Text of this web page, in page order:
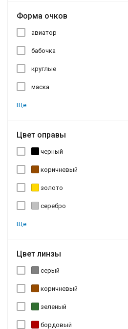
Форма очков
авиатор
бабочка
круглые
маска
Ще
Цвет оправы
черный
коричневый
золото
серебро
Ще
Цвет линзы
серый
коричневый
зеленый
бордовый